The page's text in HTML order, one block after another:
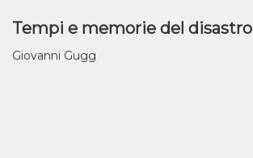
Tempi e memorie del disastro
Giovanni Gugg